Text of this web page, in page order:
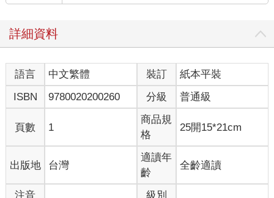
詳細資料
語言 中文繁體 裝訂
紙本平裝
ISBN
9780020200260 分級 普通級
頁數 1
商品規
格
25開15*21cm
出版地 台灣
適讀年
齡
全齡適讀
注音 級別